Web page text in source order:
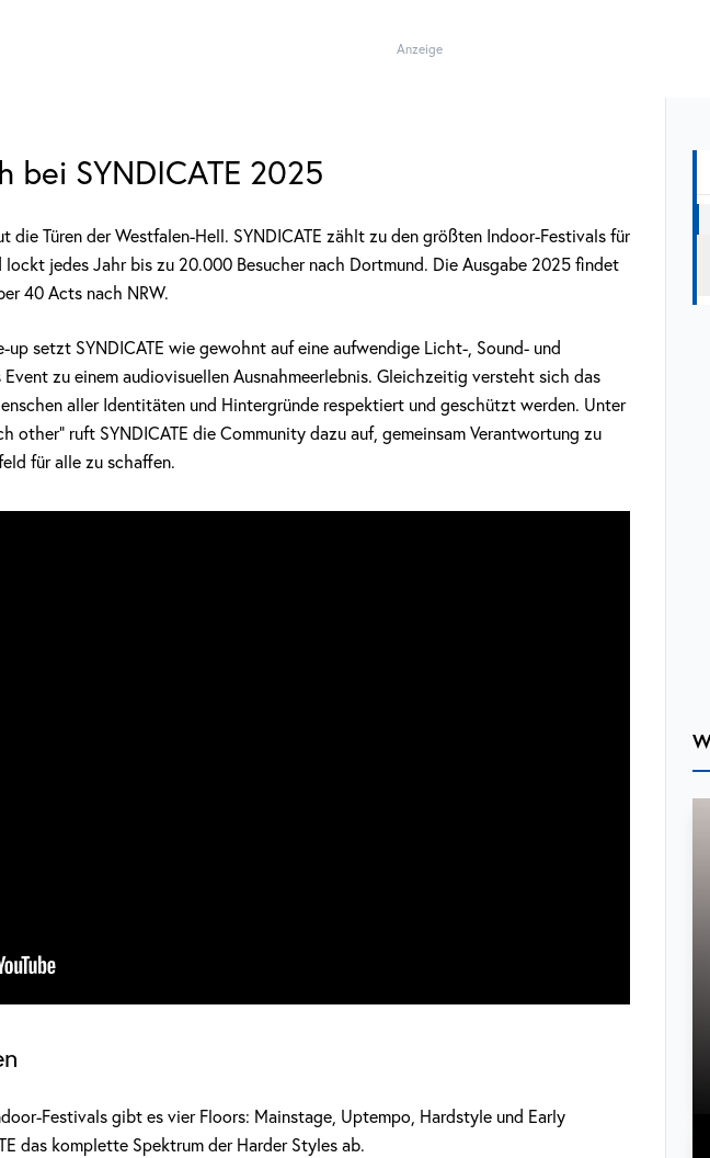
Anzeige
bei SYNDICATE 2025
die Türen der Westfalen-Hell. SYNDICATE zählt zu den größten Indoor-Festivals für
jedes Jahr bis zu 20.000 Besucher nach Dortmund. Die Ausgabe 2025 findet
40 Acts nach NRW.
up setzt SYNDICATE wie gewohnt auf eine aufwendige Licht-, Sound- und
zu einem audiovisuellen Ausnahmeerlebnis. Gleichzeitig versteht sich das
aller Identitäten und Hintergründe respektiert und geschützt werden. Unter
other” ruft SYNDICATE die Community dazu auf, gemeinsam Verantwortung zu
für alle zu schaffen.
Festivals gibt es vier Floors: Mainstage, Uptempo, Hardstyle und Early
das komplette Spektrum der Harder Styles ab.